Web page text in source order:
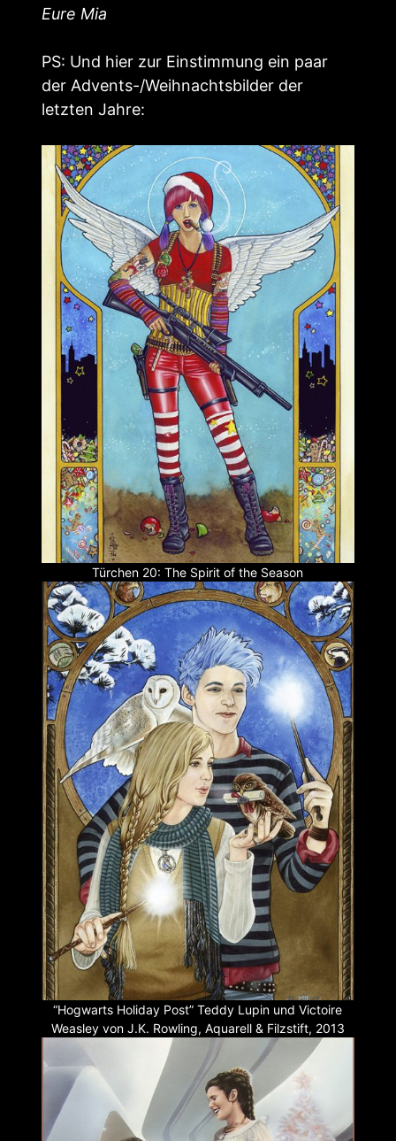
Eure Mia
PS: Und hier zur Einstimmung ein paar
der Advents-/Weihnachtsbilder der
letzten Jahre:
Türchen 20: The Spirit of the Season
“Hogwarts Holiday Post” Teddy Lupin und Victoire
Weasley von J.K. Rowling, Aquarell & Filzstift, 2013